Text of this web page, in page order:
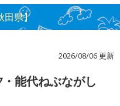
田県】
2026/08/06 更新
能代ねぶながし